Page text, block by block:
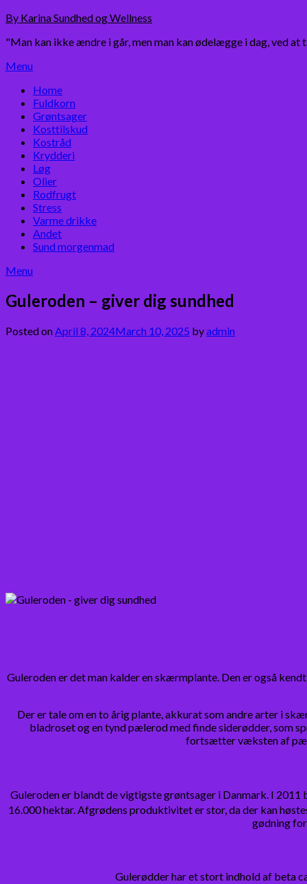
Skip
content
By Karina Sundhed og Wellness
"Man kan ikke ændre i går, men man kan ødelægge i dag, ved
Menu
Home
Fuldkorn
Grøntsager
Kosttilskud
Kostråd
Krydderi
Løg
Olier
Rodfrugt
Stress
Varme drikke
Andet
Sund morgenmad
Menu
Guleroden – giver dig sundhed
Posted onApril 8, 2024March 10, 2025 byadmin
Guleroden er det man kalder en skærmplante. Den er også
Der er tale om en to årig plante, akkurat som andre arter i
bladroset og en tynd pælerod med finde siderødder, som
fortsætter væksten af
Guleroden er blandt de vigtigste grøntsager i Danmark. I
16.000 hektar. Afgrødens produktivitet er stor, da der kan
gødning
Gulerødder har et stort indhold af beta